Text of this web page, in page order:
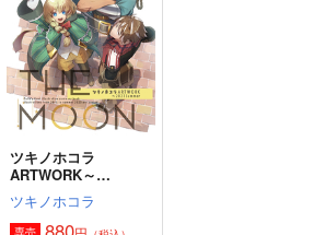
ツキノホコラ
ARTWORK～
2023Summer
ツキノホコラ
専売